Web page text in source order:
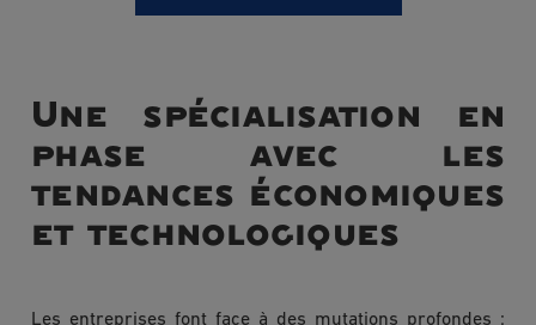
Une spécialisation en
phase avec les
tendances économiques
et technologiques
Les entreprises font face à des mutations profondes :